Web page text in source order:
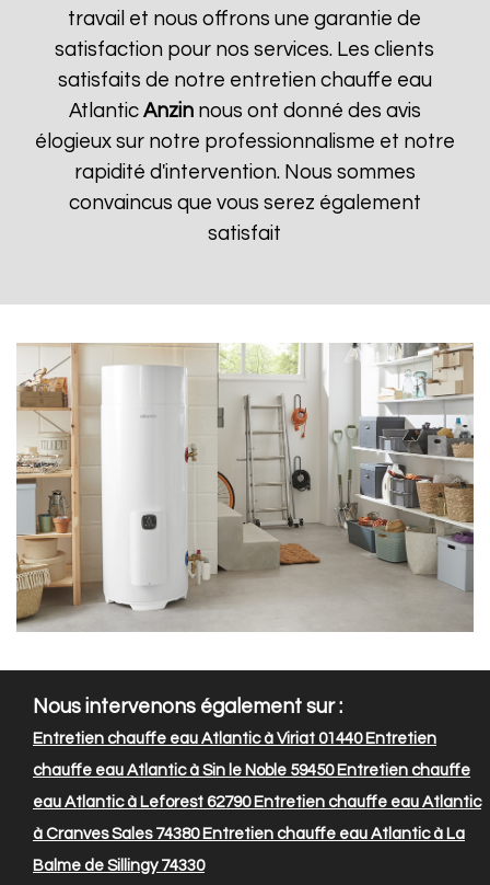
travail et nous offrons une garantie de
satisfaction pour nos services. Les clients
satisfaits de notre entretien chauffe eau
Atlantic Anzinnous ont donné des avis
élogieux sur notre professionnalisme et notre
rapidité d'intervention. Nous sommes
convaincus que vous serez également
satisfait
Nous intervenons également sur :
Entretien chauffe eau Atlantic à Viriat 01440Entretien
chauffe eau Atlantic à Sin le Noble 59450Entretien chauffe
eau Atlantic à Leforest 62790Entretien chauffe eau Atlantic
à Cranves Sales 74380Entretien chauffe eau Atlantic à La
Balme de Sillingy 74330